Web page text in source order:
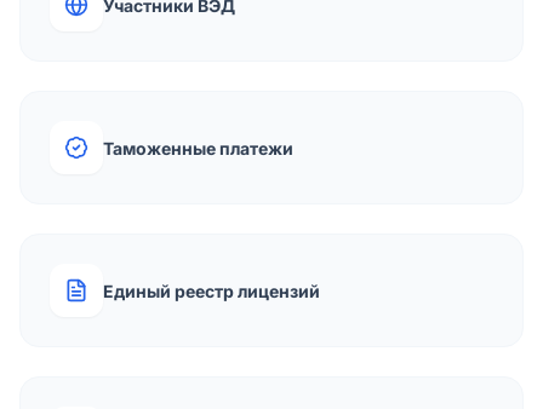
Участники ВЭД
Таможенные платежи
Единый реестр лицензий